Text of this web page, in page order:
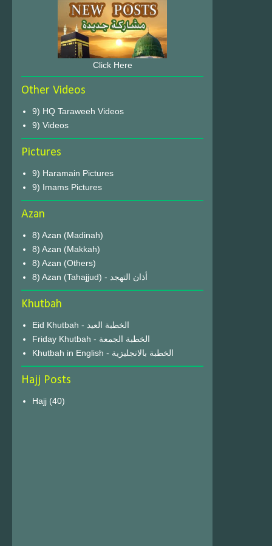
Click Here
Other Videos
9) HQ Taraweeh Videos
9) Videos
Pictures
9) Haramain Pictures
9) Imams Pictures
Azan
8) Azan (Madinah)
8) Azan (Makkah)
8) Azan (Others)
8) Azan (Tahajjud) - أذان التهجد
Khutbah
Eid Khutbah - الخطبة العيد
Friday Khutbah - الخطبة الجمعة
Khutbah in English - الخطبة بالانجليزية
Hajj Posts
Hajj (40)